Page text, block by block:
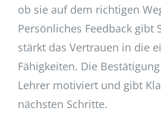
ob sie auf dem richtigen
Persönliches Feedback gibt
stärkt das Vertrauen in die
Fähigkeiten. Die
Lehrer motiviert und gibt
nächsten Schritte.